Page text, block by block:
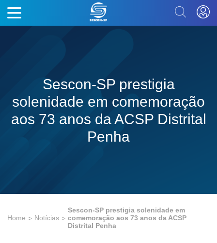
Sescon-SP prestigia
solenidade em comemoração
aos 73 anos da ACSP Distrital
Penha
Home Notícias
Sescon-SP prestigia solenidade em
comemoração aos 73 anos da ACSP
Distrital Penha